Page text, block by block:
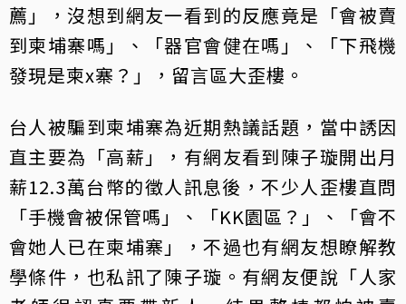
薦」，沒想到網友一看到的反應竟是「會被賣
到柬埔寨嗎」、「器官會健在嗎」、「下飛機
發現是柬x寨？」，留言區大歪樓。
台人被騙到柬埔寨為近期熱議話題，當中誘因
直主要為「高薪」，有網友看到陳子璇開出月
薪12.3萬台幣的徵人訊息後，不少人歪樓直問
「手機會被保管嗎」、「KK園區？」、「會不
會她人已在柬埔寨」，不過也有網友想瞭解教
學條件，也私訊了陳子璇。有網友便說「人家